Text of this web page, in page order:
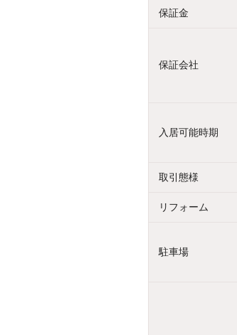
保証金
保証会社
入居可能時期
取引態様
リフォーム
駐車場